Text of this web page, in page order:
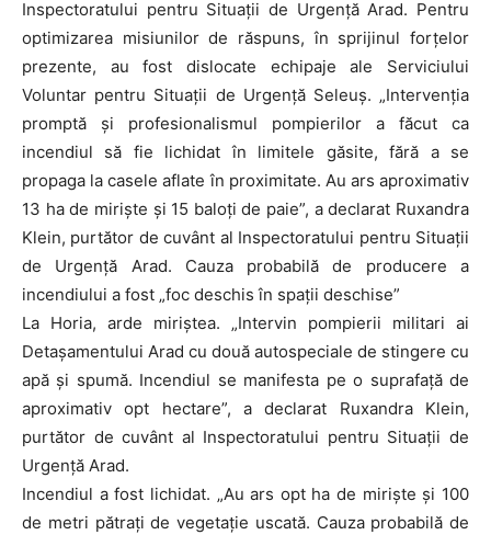
Inspectoratului pentru Situații de Urgență Arad. Pentru
optimizarea misiunilor de răspuns, în sprijinul forțelor
prezente, au fost dislocate echipaje ale Serviciului
Voluntar pentru Situații de Urgență Seleuș. „Intervenția
promptă și profesionalismul pompierilor a făcut ca
incendiul să fie lichidat în limitele găsite, fără a se
propaga la casele aflate în proximitate. Au ars aproximativ
13 ha de miriște și 15 baloți de paie”, a declarat Ruxandra
Klein, purtător de cuvânt al Inspectoratului pentru Situații
de Urgență Arad. Cauza probabilă de producere a
incendiului a fost „foc deschis în spații deschise”
La Horia, arde miriștea. „Intervin pompierii militari ai
Detașamentului Arad cu două autospeciale de stingere cu
apă și spumă. Incendiul se manifesta pe o suprafață de
aproximativ opt hectare”, a declarat Ruxandra Klein,
purtător de cuvânt al Inspectoratului pentru Situații de
Urgență Arad.
Incendiul a fost lichidat. „Au ars opt ha de miriște și 100
de metri pătrați de vegetație uscată. Cauza probabilă de